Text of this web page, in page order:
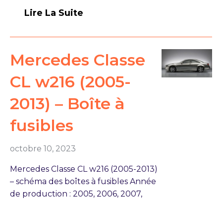
Lire La Suite
Mercedes Classe
CL w216 (2005-
2013) – Boîte à
fusibles
octobre 10, 2023
Mercedes Classe CL w216 (2005-2013)
– schéma des boîtes à fusibles Année
de production : 2005, 2006, 2007,